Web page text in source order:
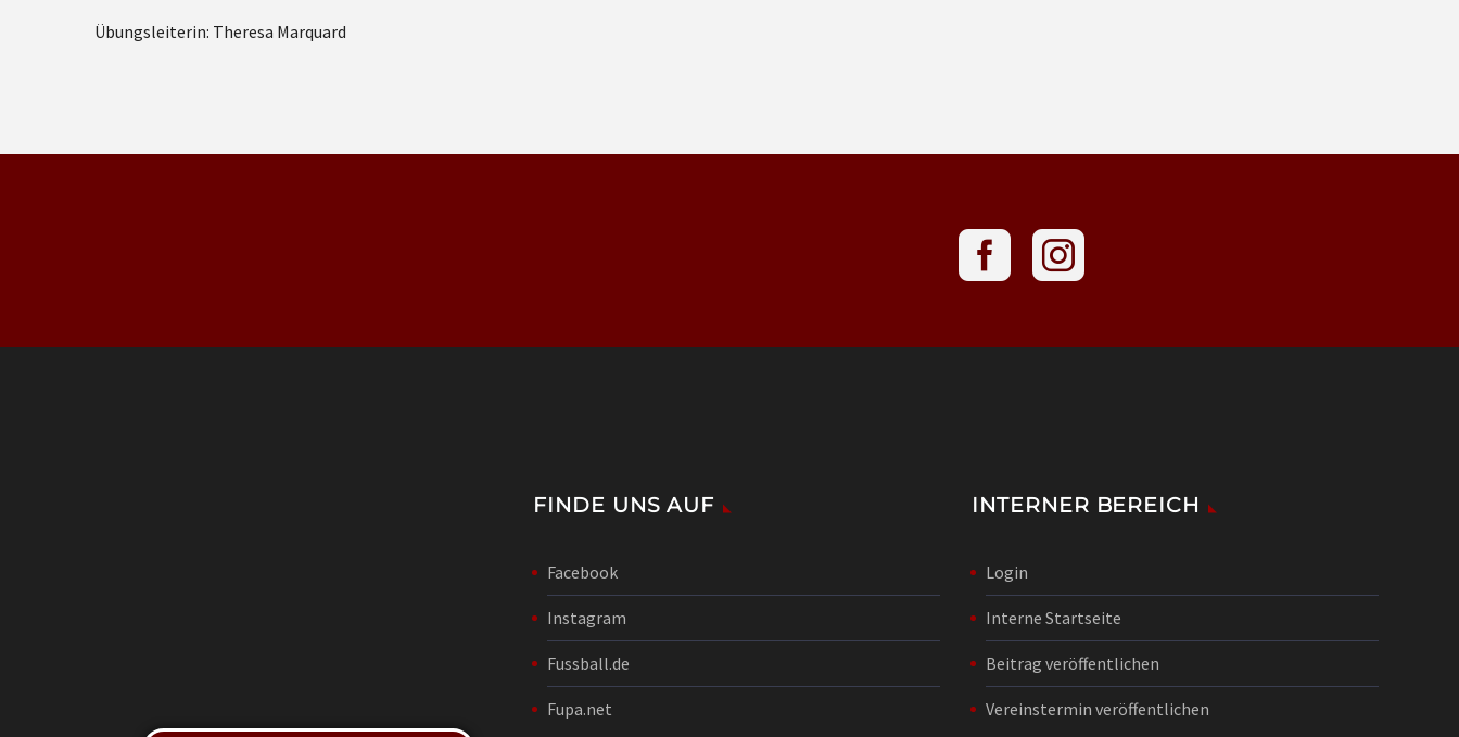
Übungsleiterin: Theresa Marquard
FINDE UNS AUF
Facebook
Instagram
Fussball.de
Fupa.net
INTERNER BEREICH
Login
Interne Startseite
Beitrag veröffentlichen
Vereinstermin veröffentlichen